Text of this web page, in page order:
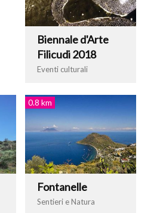
Biennale d'Arte
Filicudi 2018
Eventi culturali
0.8 km
Fontanelle
Sentieri e Natura